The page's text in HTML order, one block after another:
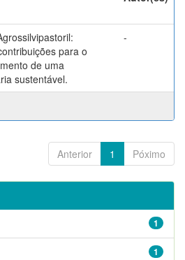
para o
de uma
sustentável.
-
Anterior 1 Póximo
1
1